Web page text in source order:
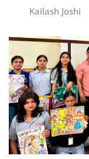
Kailash Joshi